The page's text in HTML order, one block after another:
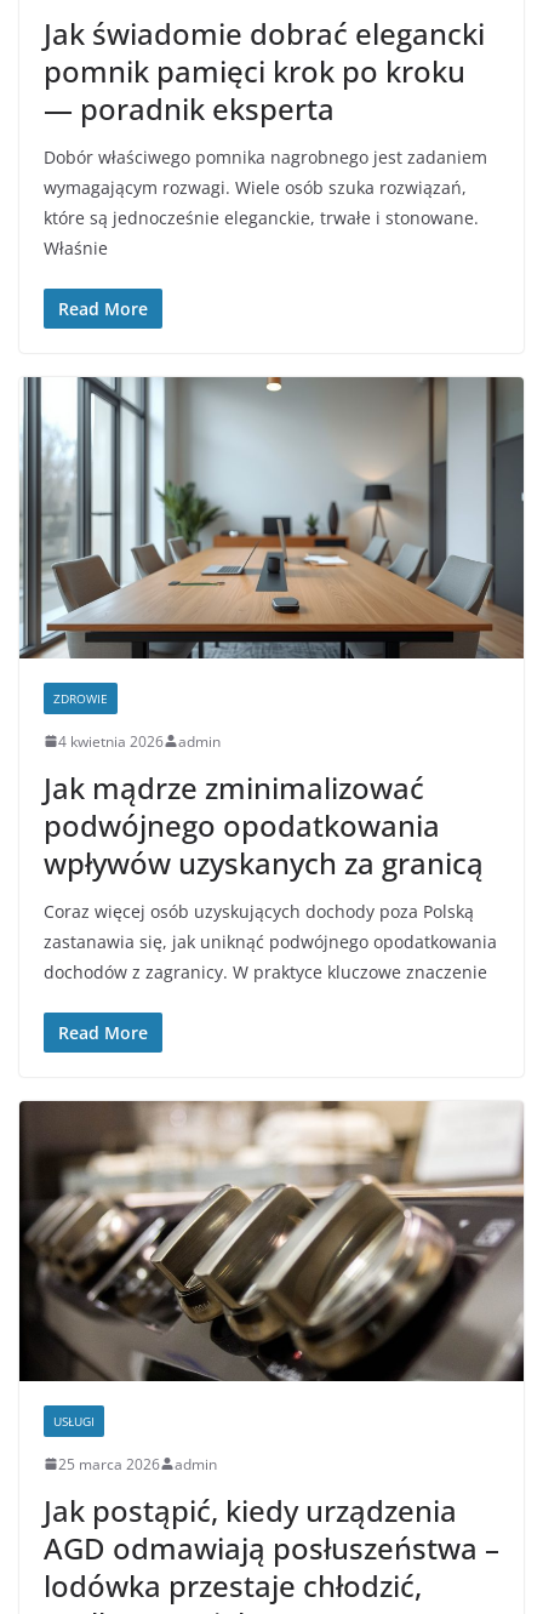
Jak świadomie dobrać elegancki
pomnik pamięci krok po kroku
— poradnik eksperta
Dobór właściwego pomnika nagrobnego jest zadaniem
wymagającym rozwagi. Wiele osób szuka rozwiązań,
które są jednocześnie eleganckie, trwałe i stonowane.
Właśnie
Read More
ZDROWIE
4 kwietnia 2026 admin
Jak mądrze zminimalizować
podwójnego opodatkowania
wpływów uzyskanych za granicą
Coraz więcej osób uzyskujących dochody poza Polską
zastanawia się, jak uniknąć podwójnego opodatkowania
dochodów z zagranicy. W praktyce kluczowe znaczenie
Read More
USŁUGI
25 marca 2026 admin
Jak postąpić, kiedy urządzenia
AGD odmawiają posłuszeństwa –
lodówka przestaje chłodzić,